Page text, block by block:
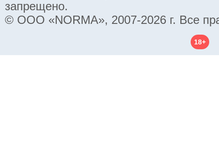
запрещено.
© ООО «NORMA», 2007-2026 г. Все
18+